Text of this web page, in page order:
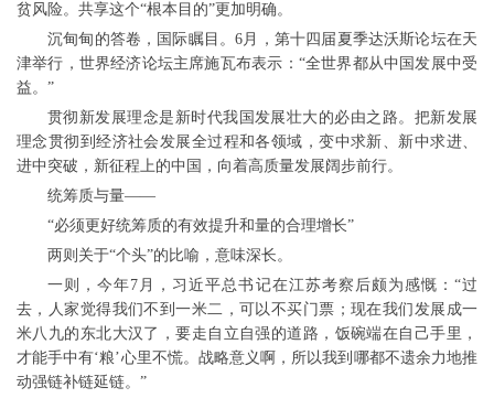
贫风险。共享这个“根本目的”更加明确。
沉甸甸的答卷，国际瞩目。6月，第十四届夏季达沃斯论坛在天
津举行，世界经济论坛主席施瓦布表示：“全世界都从中国发展中受
益。”
贯彻新发展理念是新时代我国发展壮大的必由之路。把新发展
理念贯彻到经济社会发展全过程和各领域，变中求新、新中求进、
进中突破，新征程上的中国，向着高质量发展阔步前行。
统筹质与量——
“必须更好统筹质的有效提升和量的合理增长”
两则关于“个头”的比喻，意味深长。
一则，今年7月，习近平总书记在江苏考察后颇为感慨：“过
去，人家觉得我们不到一米二，可以不买门票；现在我们发展成一
米八九的东北大汉了，要走自立自强的道路，饭碗端在自己手里，
才能手中有‘粮’心里不慌。战略意义啊，所以我到哪都不遗余力地推
动强链补链延链。”